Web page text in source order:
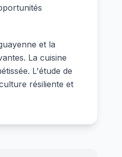
et la
La cuisine
L'étude de
résiliente et